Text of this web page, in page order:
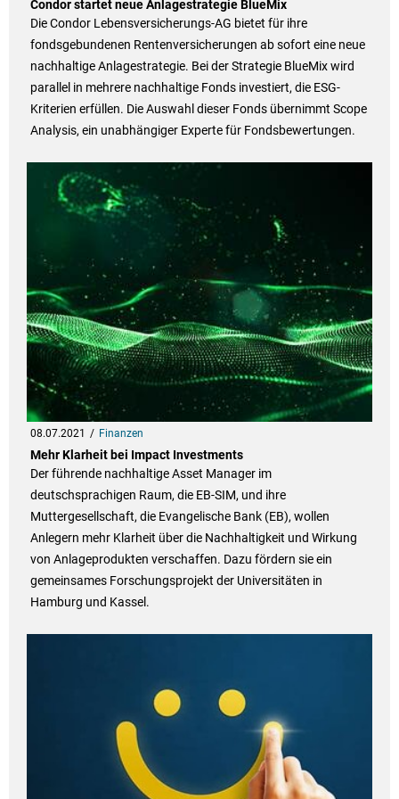
Condor startet neue Anlagestrategie BlueMix
Die Condor Lebensversicherungs-AG bietet für ihre
fondsgebundenen Rentenversicherungen ab sofort eine neue
nachhaltige Anlagestrategie. Bei der Strategie BlueMix wird
parallel in mehrere nachhaltige Fonds investiert, die ESG-
Kriterien erfüllen. Die Auswahl dieser Fonds übernimmt Scope
Analysis, ein unabhängiger Experte für Fondsbewertungen.
08.07.2021 Finanzen
Mehr Klarheit bei Impact Investments
Der führende nachhaltige Asset Manager im
deutschsprachigen Raum, die EB-SIM, und ihre
Muttergesellschaft, die Evangelische Bank (EB), wollen
Anlegern mehr Klarheit über die Nachhaltigkeit und Wirkung
von Anlageprodukten verschaffen. Dazu fördern sie ein
gemeinsames Forschungsprojekt der Universitäten in
Hamburg und Kassel.